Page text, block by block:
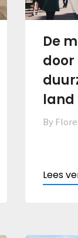
De
door
land
By